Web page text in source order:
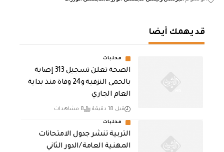
قد يهمك أيضا
محليات
الصحة تعلن تسجيل 313 إصابة
بالحمى النزفية و24 وفاة منذ بداية
العام الجاري
قبل 18 دقيقة 8 مشاهدات
محليات
التربية تنشر جدول الامتحانات
المهنية العامة /الدور الثاني